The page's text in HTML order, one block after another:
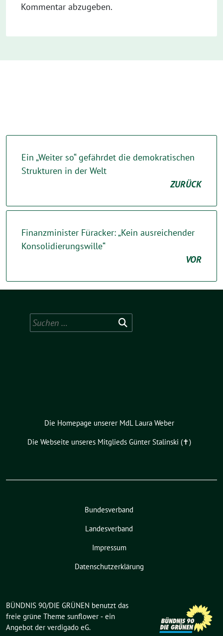
Kommentar abzugeben.
Ein „Weiter so“ gefährdet die demokratischen
Strukturen in der Welt
ZURÜCK
Finanzminister Füracker: „Kein ausreichender
Konsolidierungswille“
VOR
Suchen
nach:
Die Homepage unserer MdL Laura Weber
Die Webseite unseres Mitglieds Günter Stalinski (✝︎)
Bundesverband
Landesverband
Impressum
Datenschutzerklärung
BÜNDNIS 90/DIE GRÜNEN benutzt das
freie grüne Theme sunflower ‐ ein
Angebot der verdigado eG.